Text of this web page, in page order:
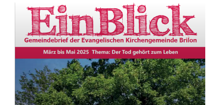
Mehr
erfahren